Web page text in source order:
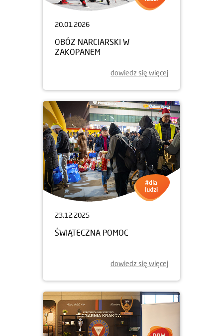
20.01.2026
OBÓZ NARCIARSKI W
ZAKOPANEM
dowiedz się więcej
23.12.2025
ŚWIĄTECZNA POMOC
dowiedz się więcej